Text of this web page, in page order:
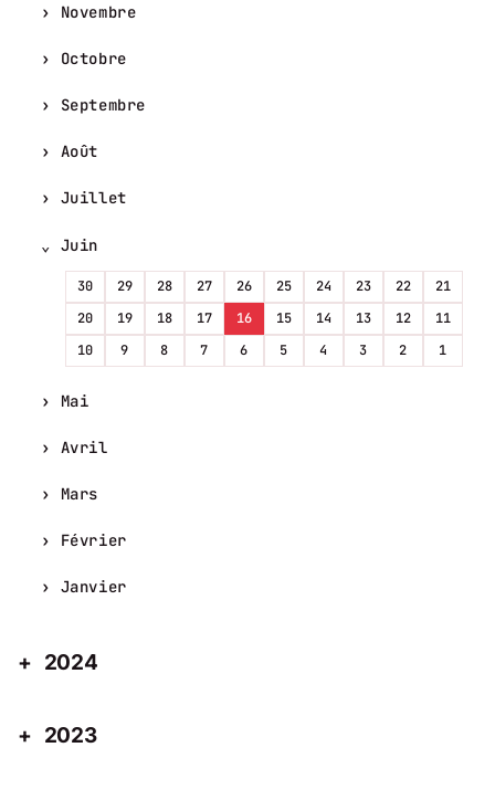
Novembre
Octobre
Septembre
Août
Juillet
Juin
30 29 28 27 26 25 24 23 22
21
20
19 18 17 16 15 14 13 12
11
10
9 8 7 6 5 4 3 2 1
Mai
Avril
Mars
Février
Janvier
2024
2023